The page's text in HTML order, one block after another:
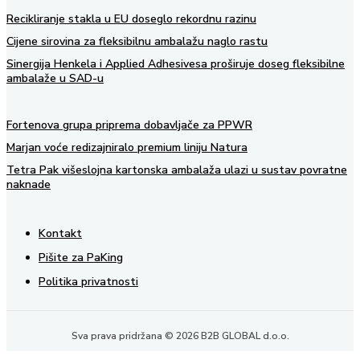
Recikliranje stakla u EU doseglo rekordnu razinu
Cijene sirovina za fleksibilnu ambalažu naglo rastu
Sinergija Henkela i Applied Adhesivesa proširuje doseg fleksibilne
ambalaže u SAD-u
Fortenova grupa priprema dobavljače za PPWR
Marjan voće redizajniralo premium liniju Natura
Tetra Pak višeslojna kartonska ambalaža ulazi u sustav povratne
naknade
Kontakt
Pišite za PaKing
Politika privatnosti
Sva prava pridržana © 2026 B2B GLOBAL d.o.o.